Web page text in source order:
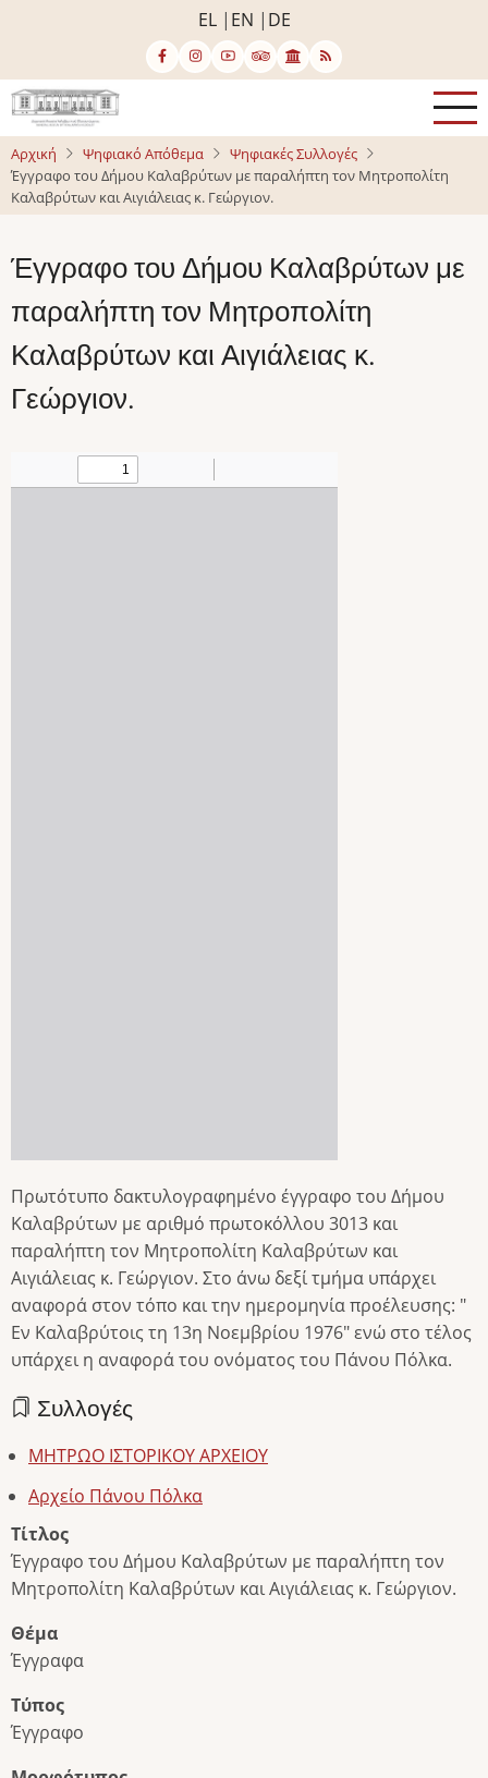
κυρίως
περιεχόμενο
EL EN DE
Αρχική Ψηφιακό Απόθεμα
Ψηφιακές Συλλογές
Έγγραφο του Δήμου Καλαβρύτων με παραλήπτη τον Μητροπολίτη
Καλαβρύτων και Αιγιάλειας κ. Γεώργιον.
Έγγραφο του Δήμου Καλαβρύτων με
παραλήπτη τον Μητροπολίτη
Καλαβρύτων και Αιγιάλειας κ.
Γεώργιον.
Πρωτότυπο δακτυλογραφημένο έγγραφο του Δήμου
Καλαβρύτων με αριθμό πρωτοκόλλου 3013 και
παραλήπτη τον Μητροπολίτη Καλαβρύτων και
Αιγιάλειας κ. Γεώργιον. Στο άνω δεξί τμήμα υπάρχει
αναφορά στον τόπο και την ημερομηνία προέλευσης: "
Εν Καλαβρύτοις τη 13η Νοεμβρίου 1976" ενώ στο τέλος
υπάρχει η αναφορά του ονόματος του Πάνου Πόλκα.
Συλλογές
ΜΗΤΡΩΟ ΙΣΤΟΡΙΚΟΥ ΑΡΧΕΙΟΥ
Αρχείο Πάνου Πόλκα
Τίτλος
Έγγραφο του Δήμου Καλαβρύτων με παραλήπτη τον
Μητροπολίτη Καλαβρύτων και Αιγιάλειας κ. Γεώργιον.
Θέμα
Έγγραφα
Τύπος
Έγγραφο